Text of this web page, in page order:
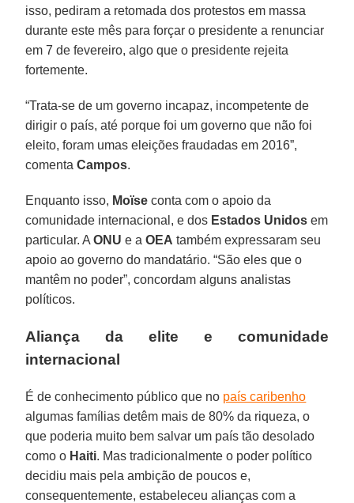
isso, pediram a retomada dos protestos em massa
durante este mês para forçar o presidente a renunciar
em 7 de fevereiro, algo que o presidente rejeita
fortemente.
“Trata-se de um governo incapaz, incompetente de
dirigir o país, até porque foi um governo que não foi
eleito, foram umas eleições fraudadas em 2016”,
comentaCampos.
Enquanto isso, Moïse conta com o apoio da
comunidade internacional, e dos Estados Unidos em
particular. AONU e aOEA também expressaram seu
apoio ao governo do mandatário. “São eles que o
mantêm no poder”, concordam alguns analistas
políticos.
Aliança da elite e comunidade
internacional
É de conhecimento público que no país caribenho
algumas famílias detêm mais de 80% da riqueza, o
que poderia muito bem salvar um país tão desolado
como o Haiti. Mas tradicionalmente o poder político
decidiu mais pela ambição de poucos e,
consequentemente, estabeleceu alianças com a